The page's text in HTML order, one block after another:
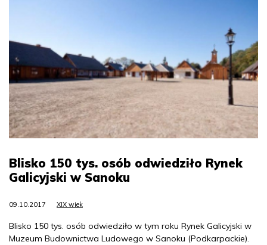
Blisko 150 tys. osób odwiedziło Rynek
Galicyjski w Sanoku
09.10.2017 XIX wiek
Blisko 150 tys. osób odwiedziło w tym roku Rynek Galicyjski w
Muzeum Budownictwa Ludowego w Sanoku (Podkarpackie).